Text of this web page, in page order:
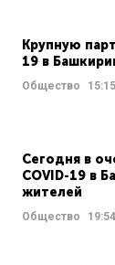
Крупную
19 в
Общество 15:15
Сегодня в
COVID-19 в
жителей
Общество 19:54